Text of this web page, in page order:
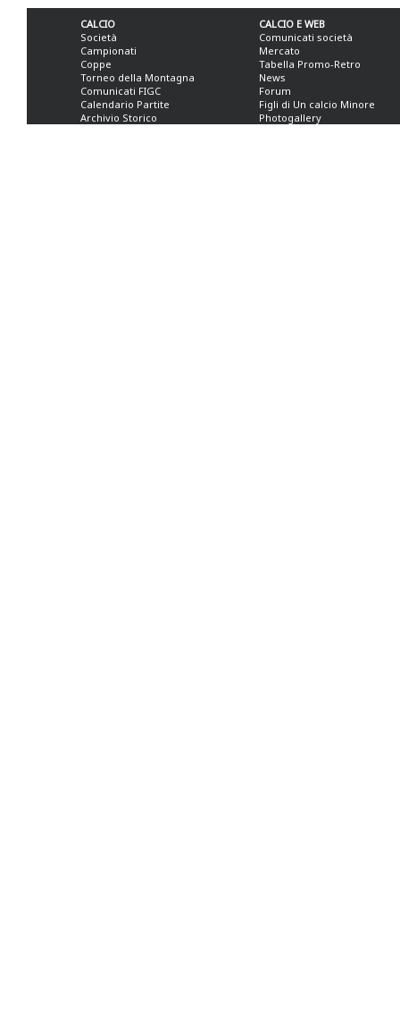
CALCIO
Società
Campionati
Coppe
Torneo della Montagna
Comunicati FIGC
Calendario Partite
Archivio Storico
CALCIO E WEB
Comunicati società
Mercato
Tabella Promo-Retro
News
Forum
Figli di Un calcio Minore
Photogallery